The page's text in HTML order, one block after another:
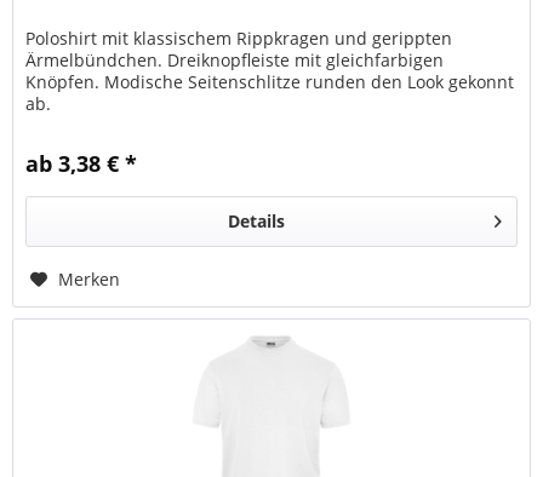
Poloshirt mit klassischem Rippkragen und gerippten
Ärmelbündchen. Dreiknopfleiste mit gleichfarbigen
Knöpfen. Modische Seitenschlitze runden den Look gekonnt
ab.
ab 3,38 € *
Details
Merken